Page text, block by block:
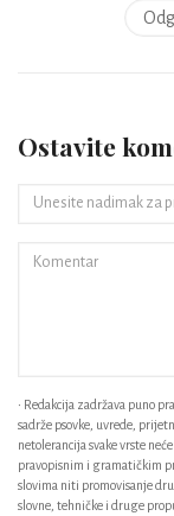
Ostavite
• Redakcija zadržava puno
sadrže psovke, uvrede,
netolerancija svake vrste
pravopisnim i gramatičkim
slovima niti promovisanje
slovne, tehničke i druge